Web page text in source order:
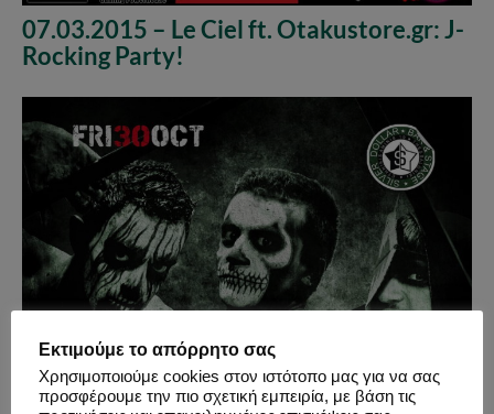
07.03.2015 – Le Ciel ft. Otakustore.gr: J-
Rocking Party!
Εκτιμούμε το απόρρητο σας
Χρησιμοποιούμε cookies στον ιστότοπο μας για να σας
προσφέρουμε την πιο σχετική εμπειρία, με βάση τις